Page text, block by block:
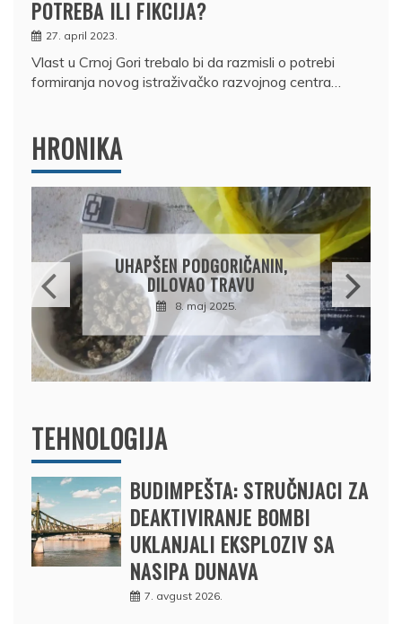
POTREBA ILI FIKCIJA?
27. april 2023.
Vlast u Crnoj Gori trebalo bi da razmisli o potrebi
formiranja novog istraživačko razvojnog centra…
HRONIKA
DRŽAVLJANIN RUSIJE
OSUMNJIČEN DA JE
PRODAO TUĐI BMW,
DRŽAVU NAPUSTIO
BRODOM
12. februar 2025.
TEHNOLOGIJA
BUDIMPEŠTA: STRUČNJACI ZA
DEAKTIVIRANJE BOMBI
UKLANJALI EKSPLOZIV SA
NASIPA DUNAVA
7. avgust 2026.